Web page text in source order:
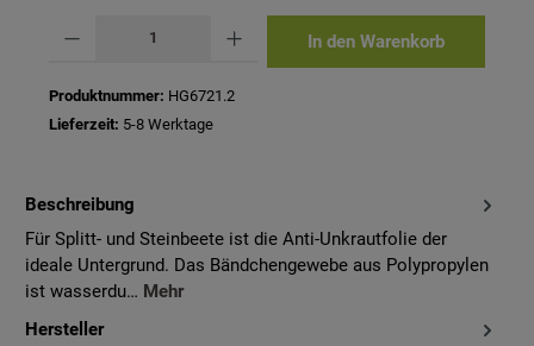
In den Warenkorb
Produktnummer: HG6721.2
Lieferzeit: 5-8 Werktage
Beschreibung
Für Splitt- und Steinbeete ist die Anti-Unkrautfolie der
ideale Untergrund. Das Bändchengewebe aus Polypropylen
ist wasserdu… Mehr
Hersteller